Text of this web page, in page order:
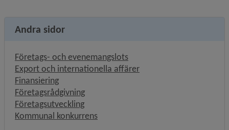
Andra sidor
Företags- och evenemangslots
Export och internationella affärer
Finansiering
Företagsrådgivning
Företagsutveckling
Kommunal konkurrens